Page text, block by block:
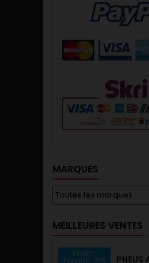
MARQUES
MEILLEURES VENTES
FFVRC
Touring 13.5